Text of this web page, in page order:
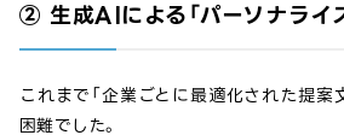
② 生成AIによる「パーソナライ
これまで「企業ごとに最適化された提案
困難でした。